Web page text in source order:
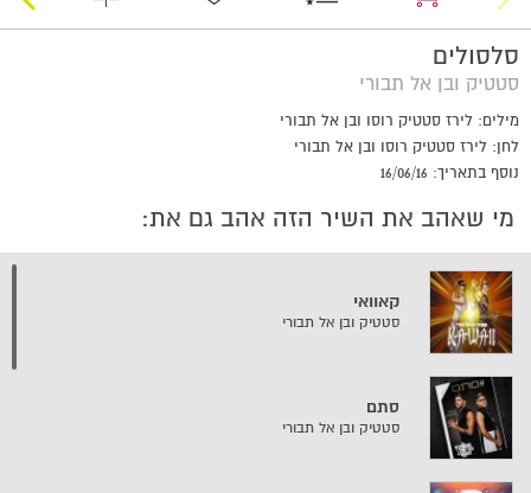
סלסולים
סטטיק ובן אל תבורי
מילים: לירז סטטיק רוסו ובן אל תבורי
לחן: לירז סטטיק רוסו ובן אל תבורי
נוסף בתאריך: 16/06/16
מי שאהב את השיר הזה אהב גם את:
קאוואי
סטטיק ובן אל תבורי
סתם
סטטיק ובן אל תבורי